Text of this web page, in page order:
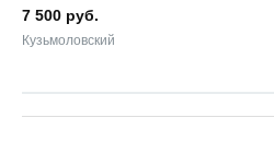
Кузьмоловский
7 500 руб.
Кузьмоловский